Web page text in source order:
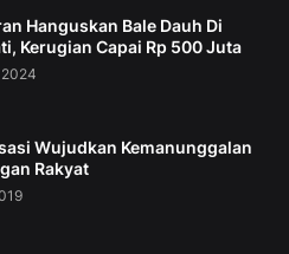
Hanguskan Bale Dauh Di
Kerugian Capai Rp 500 Juta
2024
Wujudkan Kemanunggalan
Rakyat